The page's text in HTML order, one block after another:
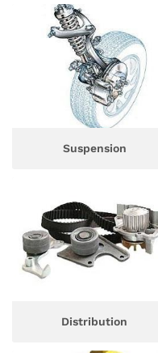
Suspension
Distribution